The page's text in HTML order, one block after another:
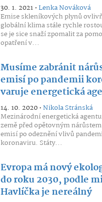
30. 1. 2021 •Lenka Nováková
Emise skleníkových plynů
globální klima stále rychle
se je sice snaží zpomalit za
opatření v...
Musíme zabránit
emisí po pandemii
varuje energetická
14. 10. 2020 •Nikola Stránská
Mezinárodní energetická
země před opětovným
emisí po odeznění vlivů
koronaviru. Státy...
Evropa má nový
do roku 2030, podle
Havlíčka je nereálný